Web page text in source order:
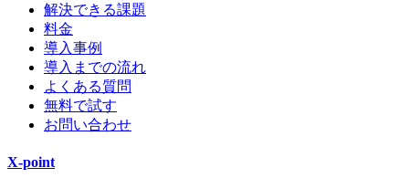
解決できる課題
料金
導入事例
導入までの流れ
よくある質問
無料で試す
お問い合わせ
X-point